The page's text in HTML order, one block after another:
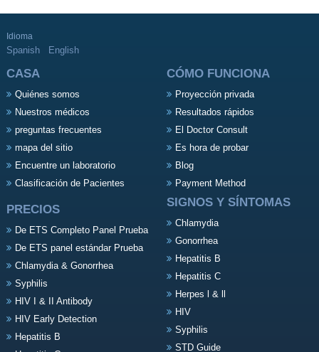
Idioma
Spanish English
CASA
Quiénes somos
Nuestros médicos
preguntas frecuentes
mapa del sitio
Encuentre un laboratorio
Clasificación de Pacientes
CÓMO FUNCIONA
Proyección privada
Resultados rápidos
El Doctor Consult
Es hora de probar
Blog
Payment Method
PRECIOS
De ETS Completo Panel Prueba
De ETS panel estándar Prueba
Chlamydia & Gonorrhea
Syphilis
HIV I & II Antibody
HIV Early Detection
Hepatitis B
SIGNOS Y SÍNTOMAS
Chlamydia
Gonorrhea
Hepatitis B
Hepatitis C
Herpes l & ll
HIV
Syphilis
STD Guide